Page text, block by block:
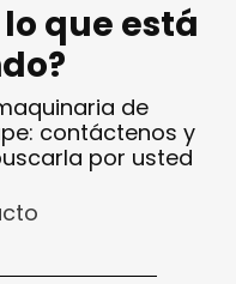
que está
de
contáctenos y
por usted